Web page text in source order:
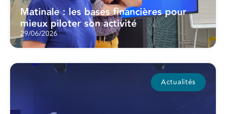
Matinale : les bases financières pour
mieux piloter son activité
29/06/2026
Actualités